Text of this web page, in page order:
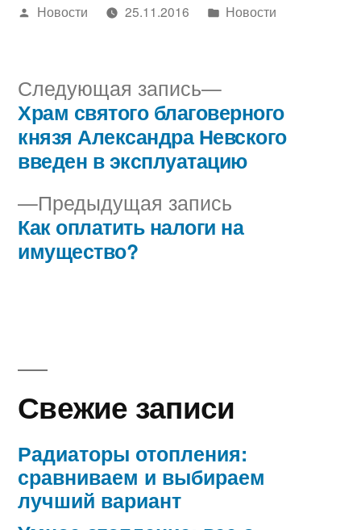
Написано
Новости 25.11.2016
Написано
Новости
Навигация
по
записям
Предыдущая запись
запись:
Как оплатить налоги на
имущество?
Следующая запись
Следующая
запись:
Храм святого благоверного
князя Александра Невского
введен в эксплуатацию
Свежие записи
Радиаторы отопления:
сравниваем и выбираем
лучший вариант